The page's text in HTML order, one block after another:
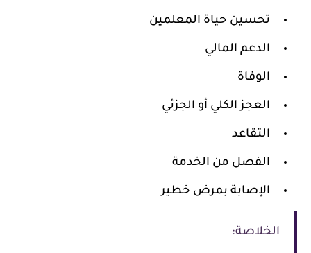
تحسين حياة المعلمين
الدعم المالي
الوفاة
العجز الكلي أو الجزئي
التقاعد
الفصل من الخدمة
الإصابة بمرض خطير
الخلاصة: